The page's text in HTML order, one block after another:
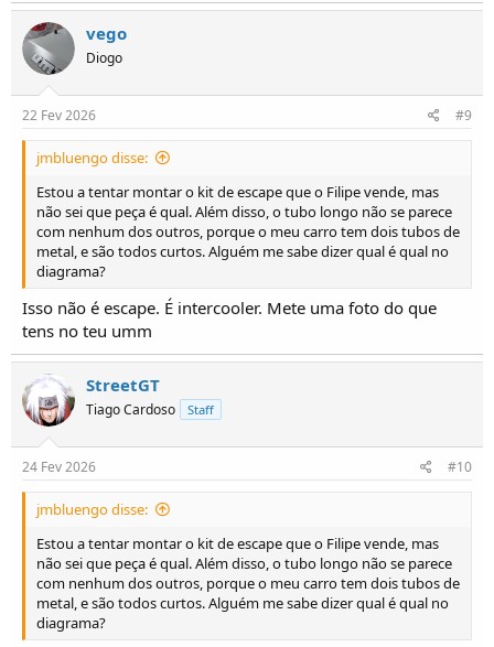
vego
Diogo
22 Fev 2026 #9
jmbluengo disse:
Estou a tentar montar o kit de escape que o Filipe vende, mas
não sei que peça é qual. Além disso, o tubo longo não se parece
com nenhum dos outros, porque o meu carro tem dois tubos de
metal, e são todos curtos. Alguém me sabe dizer qual é qual no
diagrama?
Isso não é escape. É intercooler. Mete uma foto do que
tens no teu umm
StreetGT
Tiago Cardoso Staff
24 Fev 2026 #10
jmbluengo disse:
Estou a tentar montar o kit de escape que o Filipe vende, mas
não sei que peça é qual. Além disso, o tubo longo não se parece
com nenhum dos outros, porque o meu carro tem dois tubos de
metal, e são todos curtos. Alguém me sabe dizer qual é qual no
diagrama?